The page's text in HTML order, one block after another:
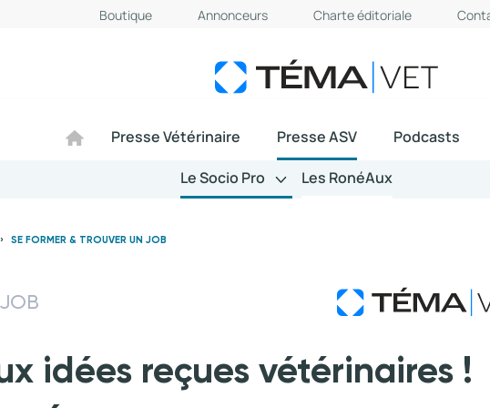
Boutique Annonceurs Charte éditoriale
Presse Vétérinaire Presse ASV
Le Socio Pro Les RonéAux
Podcasts
SE FORMER & TROUVER UN JOB
idées reçues vétérinaires !